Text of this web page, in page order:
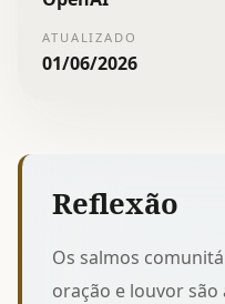
ATUALIZADO
01/06/2026
Reflexão
Os salmos
oração e louvor